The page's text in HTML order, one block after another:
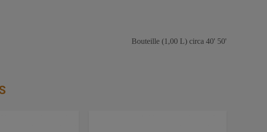
Bouteille (1,00 L) circa 40' 50'